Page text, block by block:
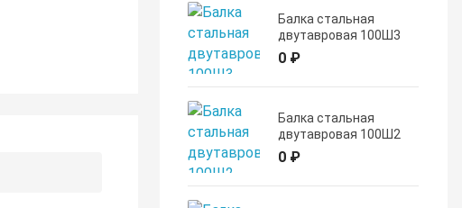
Балка стальная
двутавровая 100Ш3
0 ₽
Балка стальная
двутавровая 100Ш2
0 ₽